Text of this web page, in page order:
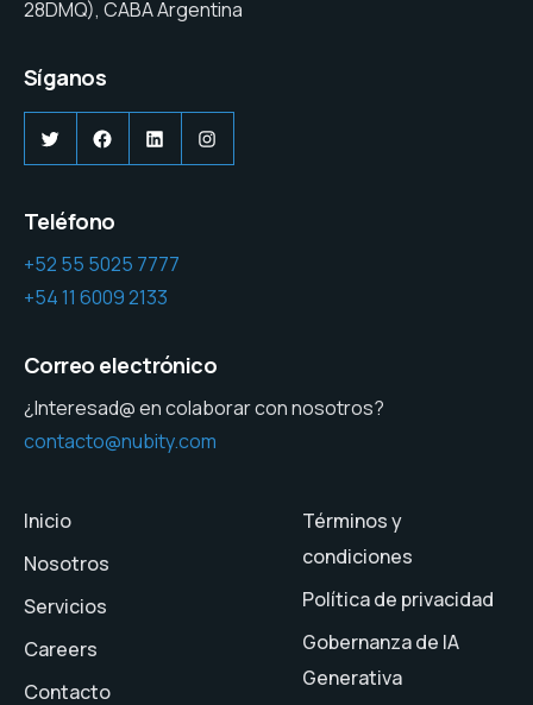
28DMQ), CABA Argentina
Síganos
TwitterFacebook
LinkedInInstagram
Teléfono
+52 55 5025 7777
+54 11 6009 2133
Correo electrónico
¿Interesad@ en colaborar con nosotros?
contacto@nubity.com
Inicio
Nosotros
Servicios
Careers
Contacto
Términos y
condiciones
Política de privacidad
Gobernanza de IA
Generativa